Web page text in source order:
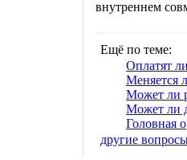
внутреннем
Ещё по теме:
Оплатят
Меняется
Может ли
Может ли
Головная
другие